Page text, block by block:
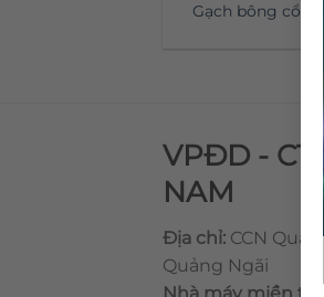
Gạch bông cổ
VPĐD -
NAM
Địa chỉ: CCN
Quảng Ngãi